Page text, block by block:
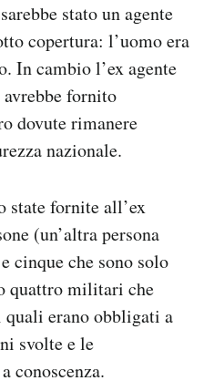
stato un agente
copertura: l’uomo era
In cambio l’ex agente
fornito
dovute rimanere
nazionale.
state fornite all’ex
(un’altra persona
cinque che sono solo
quattro militari che
erano obbligati a
svolte e le
conoscenza.